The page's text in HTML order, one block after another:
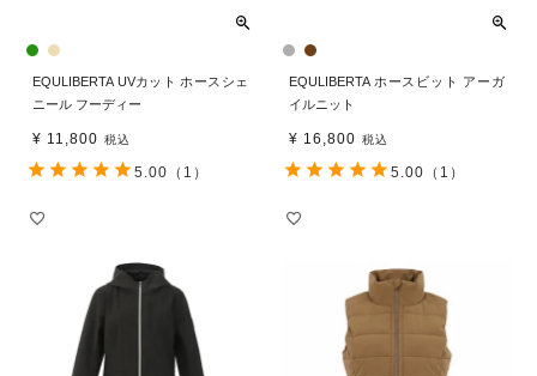
EQULIBERTA UVカット ホースシェ
ニール フーディー
¥ 11,800 税込
5.00 （1）
EQULIBERTA ホースビット アーガ
イルニット
¥ 16,800 税込
5.00 （1）